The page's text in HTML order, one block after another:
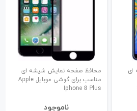
ای
محافظ صفحه نمایش شیشه ای
مناسب برای گوشی موبایل Apple
Iphone 8 Plus
نا‌موجود